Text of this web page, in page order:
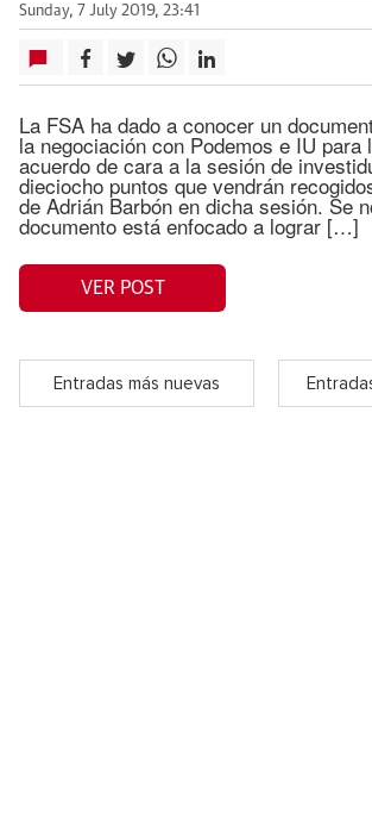
Sunday, 7 July 2019, 23:41
La FSA ha dado a conocer un
la negociación con Podemos e IU para
acuerdo de cara a la sesión de
dieciocho puntos que vendrán
de Adrián Barbón en dicha sesión. Se
documento está enfocado a lograr […]
VER POST
Entradas más nuevas